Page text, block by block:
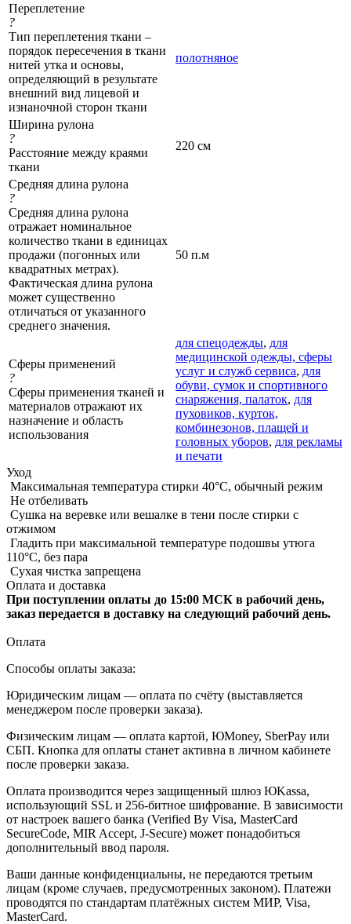
Переплетение
?
Тип переплетения ткани –
порядок пересечения в ткани
нитей утка и основы,
определяющий в результате
внешний вид лицевой и
изнаночной сторон ткани
полотняное
Ширина рулона
?
Расстояние между краями
ткани
220 см
Средняя длина рулона
?
Средняя длина рулона
отражает номинальное
количество ткани в единицах
продажи (погонных или
квадратных метрах).
Фактическая длина рулона
может существенно
отличаться от указанного
среднего значения.
50 п.м
Сферы применений
?
Сферы применения тканей и
материалов отражают их
назначение и область
использования
для спецодежды, для
медицинской одежды, сферы
услуг и служб сервиса, для
обуви, сумок и спортивного
снаряжения, палаток, для
пуховиков, курток,
комбинезонов, плащей и
головных уборов, для рекламы
и печати
Уход
Максимальная температура стирки 40°C, обычный режим
Не отбеливать
Сушка на веревке или вешалке в тени после стирки с
отжимом
Гладить при максимальной температуре подошвы утюга
110°C, без пара
Сухая чистка запрещена
Оплата и доставка
При поступлении оплаты до 15:00 МСК в рабочий день,
заказ передается в доставку на следующий рабочий день.
Оплата
Способы оплаты заказа:
Юридическим лицам — оплата по счёту (выставляется
менеджером после проверки заказа).
Физическим лицам — оплата картой, ЮMoney, SberPay или
СБП. Кнопка для оплаты станет активна в личном кабинете
после проверки заказа.
Оплата производится через защищенный шлюз ЮKassa,
использующий SSL и 256-битное шифрование. В зависимости
от настроек вашего банка (Verified By Visa, MasterCard
SecureCode, MIR Accept, J-Secure) может понадобиться
дополнительный ввод пароля.
Ваши данные конфиденциальны, не передаются третьим
лицам (кроме случаев, предусмотренных законом). Платежи
проводятся по стандартам платёжных систем МИР, Visa,
MasterCard.